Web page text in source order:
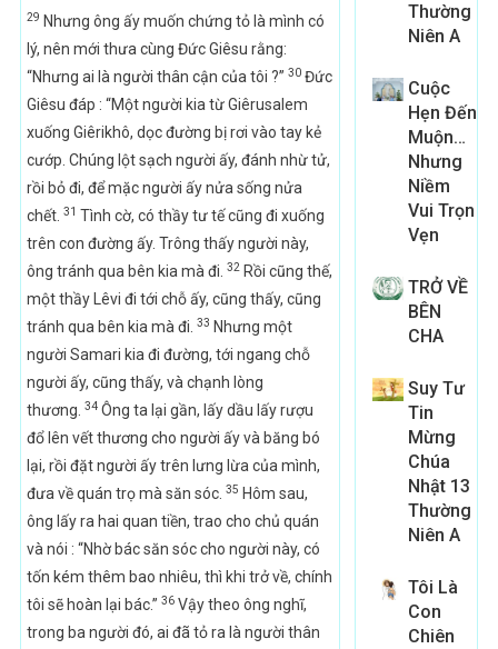
29 Nhưng ông ấy muốn chứng tỏ là mình có
lý, nên mới thưa cùng Đức Giêsu rằng:
“Nhưng ai là người thân cận của tôi ?” 30Đức
Giêsu đáp : “Một người kia từ Giêrusalem
xuống Giêrikhô, dọc đường bị rơi vào tay kẻ
cướp. Chúng lột sạch người ấy, đánh nhừ tử,
rồi bỏ đi, để mặc người ấy nửa sống nửa
chết. 31 Tình cờ, có thầy tư tế cũng đi xuống
trên con đường ấy. Trông thấy người này,
ông tránh qua bên kia mà đi. 32Rồi cũng thế,
một thầy Lêvi đi tới chỗ ấy, cũng thấy, cũng
tránh qua bên kia mà đi. 33 Nhưng một
người Samari kia đi đường, tới ngang chỗ
người ấy, cũng thấy, và chạnh lòng
thương. 34Ông ta lại gần, lấy dầu lấy rượu
đổ lên vết thương cho người ấy và băng bó
lại, rồi đặt người ấy trên lưng lừa của mình,
đưa về quán trọ mà săn sóc. 35 Hôm sau,
ông lấy ra hai quan tiền, trao cho chủ quán
và nói : “Nhờ bác săn sóc cho người này, có
tốn kém thêm bao nhiêu, thì khi trở về, chính
tôi sẽ hoàn lại bác.” 36Vậy theo ông nghĩ,
trong ba người đó, ai đã tỏ ra là người thân
Thường
Niên A
Cuộc
Hẹn Đến
Muộn…
Nhưng
Niềm
Vui Trọn
Vẹn
TRỞ VỀ
BÊN
CHA
Suy Tư
Tin
Mừng
Chúa
Nhật 13
Thường
Niên A
Tôi Là
Con
Chiên